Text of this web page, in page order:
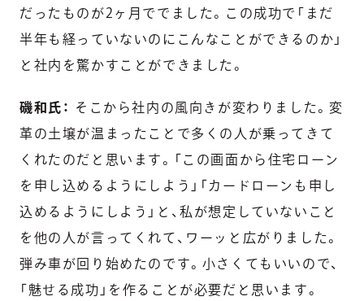
だったものが2ヶ月ででました。この成功で「まだ
半年も経っていないのにこんなことができるのか」
と社内を驚かすことができました。
磯和氏：
そこから社内の風向きが変わりました。変
革の土壌が温まったことで多くの人が乗ってきて
くれたのだと思います。「この画面から住宅ローン
を申し込めるようにしよう」「カードローンも申し
込めるようにしよう」と、私が想定していないこと
を他の人が言ってくれて、ワーッと広がりました。
弾み車が回り始めたのです。小さくてもいいので、
「魅せる成功」を作ることが必要だと思います。